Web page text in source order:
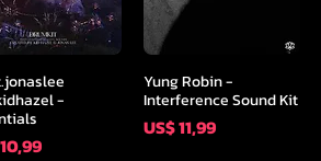
overzicht
-
Snel overzicht
Yung Robin -
Interference Sound Kit
Prijs
US$ 11,99